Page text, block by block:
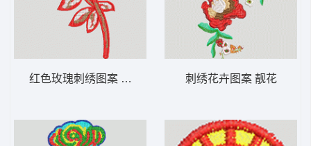
红色玫瑰刺绣图案 靓花 刺绣花卉图案 靓花